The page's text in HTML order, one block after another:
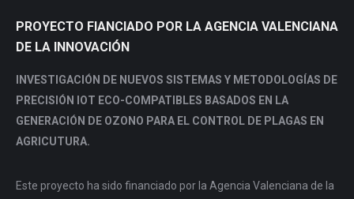
PROYECTO FIANCIADO POR LA AGENCIA VALENCIANA
DE LA INNOVACIÓN
INVESTIGACIÓN DE NUEVOS SISTEMAS Y METODOLOGÍAS DE
PRECISIÓN IOT ECO-COMPATIBLES BASADOS EN LA
GENERACIÓN DE OZONO PARA EL CONTROL DE PLAGAS EN
AGRICUTURA.
Este proyecto ha sido financiado por la Agencia Valenciana de la